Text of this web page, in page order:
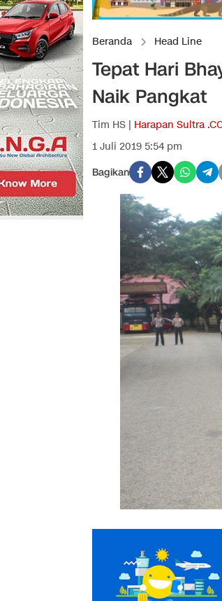
Beranda Head Line
Tepat Hari
Naik Pangkat
Tim HS | Harapan Sultra
1 Juli 2019 5:54 pm
Bagikan